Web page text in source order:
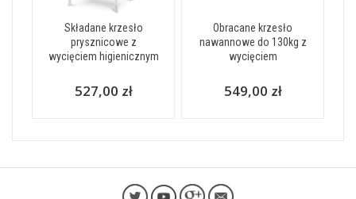
Składane krzesło
prysznicowe z
wycięciem higienicznym
527,00 zł
Obracane krzesło
nawannowe do 130kg z
wycięciem
549,00 zł